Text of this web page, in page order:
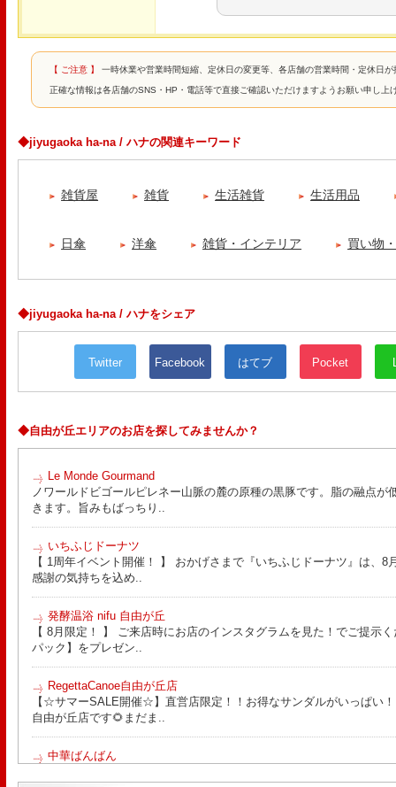
【 ご注意 】 一時休業や営業時間短縮、定休日の変更等、各店舗の営業時間・定休日
正確な情報は各店舗のSNS・HP・電話等で直接ご確認いただけますようお願い申し上
◆jiyugaoka ha-na / ハナの関連キーワード
雑貨屋 雑貨 生活雑貨 生活用品
日傘 洋傘 雑貨・インテリア 買い物
◆jiyugaoka ha-na / ハナをシェア
Twitter Facebook はてブ Pocket
◆自由が丘エリアのお店を探してみませんか？
Le Monde Gourmand
ノワールドビゴールピレネー山脈の麓の原種の黒豚です。脂の融点が
きます。旨みもばっちり..
いちふじドーナツ
【 1周年イベント開催！ 】 おかげさまで『いちふじドーナツ』は、8
感謝の気持ちを込め..
発酵温浴 nifu 自由が丘
【 8月限定！ 】 ご来店時にお店のインスタグラムを見た！でご提示
パック】をプレゼン..
RegettaCanoe自由が丘店
【☆サマーSALE開催☆】直営店限定！！お得なサンダルがいっぱい
自由が丘店です🌻まだま..
中華ばんばん